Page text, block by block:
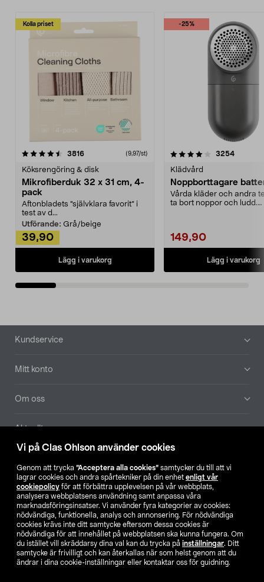
Vi på Clas Ohlson använder cookies
Genom att trycka ”Acceptera alla cookies” samtycker du till att vi
lagrar cookies och andra spårtekniker på din enhet enligt vår
cookiepolicy för att förbättra upplevelsen på vår webbplats,
analysera webbplatsens användning samt anpassa våra
marknadsföringsinsatser. Vi använder fyra kategorier av cookies:
nödvändiga, funktionella, analys och annonsering. För nödvändiga
cookies krävs inte ditt samtycke eftersom dessa cookies är
nödvändiga för att innehållet på webbplatsen ska kunna fungera. Om
du istället vill skräddarsy dina val kan du trycka på inställningar. Ditt
samtycke är frivilligt och kan återkallas när som helst genom att du
ändrar i dina cookie-inställningar eller kontaktar oss för guidning.
Kolla priset
3816recensioner (9,97/st)
Köksrengöring & disk
Mikrofiberduk 32 x 31 cm, 4-
pack
Aftonbladets "självklara favorit” i
test av d...
Utförande: Grå/beige
39,90
Lägg i varukorg
-25%
4.0av 5 stjärnor 3254
Klädvård
Noppborttagare
Vårda kläder och andra
ta bort noppor och ludd.
149,90
Lägg i varukorg
4.5av 5 stjärnor
Sidfot
Kundservice
Mitt konto
Om oss
Aktuellt
Hitta butik
SE NO FI